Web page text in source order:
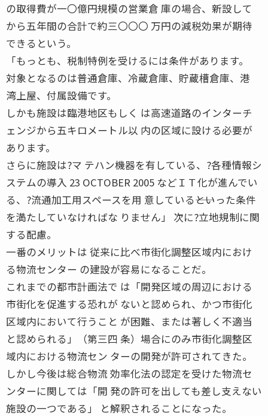
の取得費が一〇億円規模の営業倉 庫の場合、新設して
から五年間の合計で約三〇〇〇 万円の減税効果が期待
できるという。
「もっとも、税制特例を受けるには条件があります。
対象となるのは普通倉庫、冷蔵倉庫、貯蔵槽倉庫、港
湾上屋、付属設備です。
しかも施設は臨港地区もしく は高速道路のインターチ
ェンジから五キロメートル以 内の区域に設ける必要が
あります。
さらに施設は?マ テハン機器を有している、?各種情報シ
ステムの導入 23 OCTOBER 2005 などＩＴ化が進んでい
る、?流通加工用スペースを用 意している――といった条件
を満たしていなければな りません」 次に?立地規制に関
する配慮。
一番のメリットは 従来に比べ市街化調整区域内におけ
る物流センター の建設が容易になることだ。
これまでの都市計画法で は「開発区域の周辺における
市街化を促進する恐れが ないと認められ、かつ市街化
区域内において行うこと が困難、または著しく不適当
と認められる」（第三四 条）場合にのみ市街化調整区
域内における物流セン ターの開発が許可されてきた。
しかし今後は総合物流 効率化法の認定を受けた物流セ
ンターに関しては「開 発の許可を出しても差し支えない
施設の一つである」 と解釈されることになった。